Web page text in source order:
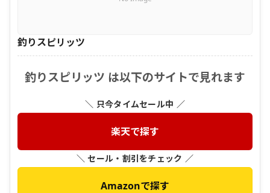
釣りスピリッツ
釣りスピリッツ は以下のサイトで見れます
＼ 只今タイムセール中 ／
楽天で探す
＼ セール・割引をチェック ／
Amazonで探す